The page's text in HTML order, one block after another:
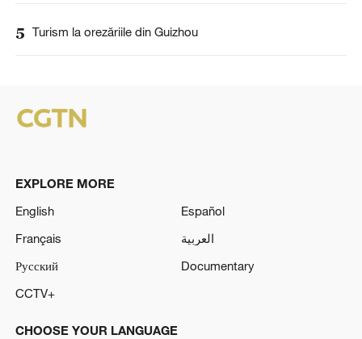
5 Turism la orezăriile din Guizhou
EXPLORE MORE
English
Español
Français
العربية
Русский
Documentary
CCTV+
CHOOSE YOUR LANGUAGE